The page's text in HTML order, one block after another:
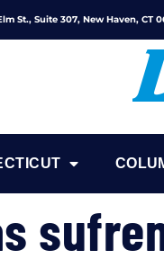
St., Suite 307, New Haven, CT